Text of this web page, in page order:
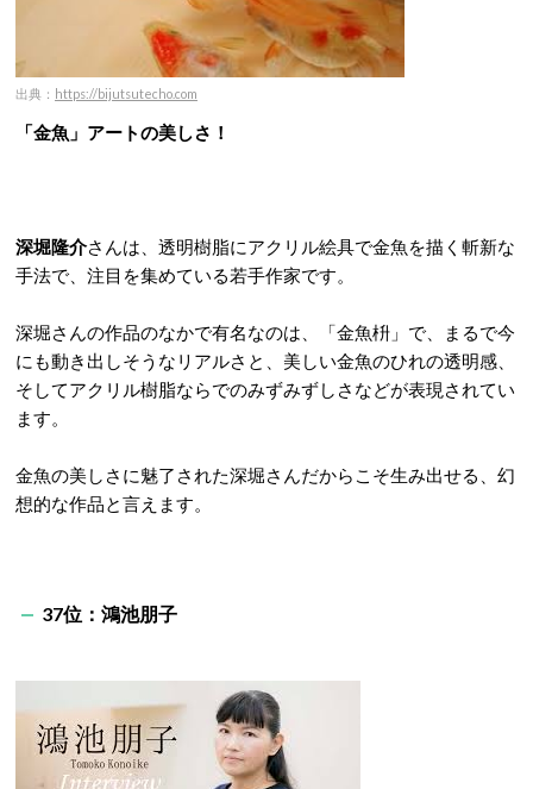
出典： https://bijutsutecho.com
「金魚」アートの美しさ！
深堀隆介さんは、透明樹脂にアクリル絵具で金魚を描く斬新な
手法で、注目を集めている若手作家です。
深堀さんの作品のなかで有名なのは、「金魚枡」で、まるで今
にも動き出しそうなリアルさと、美しい金魚のひれの透明感、
そしてアクリル樹脂ならでのみずみずしさなどが表現されてい
ます。
金魚の美しさに魅了された深堀さんだからこそ生み出せる、幻
想的な作品と言えます。
37位：鴻池朋子